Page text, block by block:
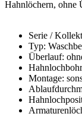
Hahnlöchern, ohne
Serie /
Typ:
Überlauf:
Montage: